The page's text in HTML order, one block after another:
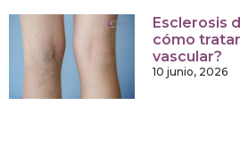
Esclerosis
cómo
vascular?
10 junio, 2026